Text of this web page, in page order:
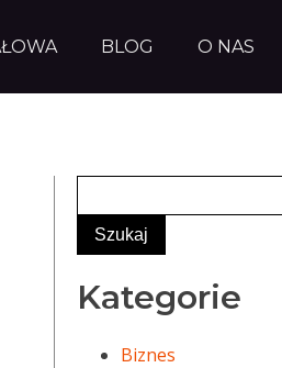
BLOG O NAS
Kategorie
Biznes